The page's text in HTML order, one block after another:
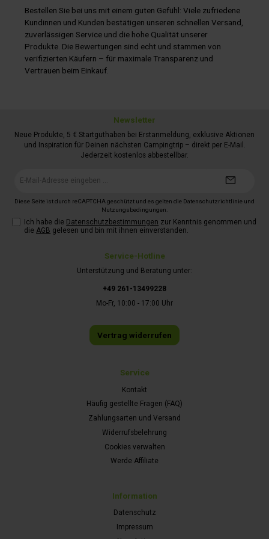
Bestellen Sie bei uns mit einem guten Gefühl: Viele zufriedene
Kundinnen und Kunden bestätigen unseren schnellen Versand,
zuverlässigen Service und die hohe Qualität unserer
Produkte. Die Bewertungen sind echt und stammen von
verifizierten Käufern – für maximale Transparenz und
Vertrauen beim Einkauf.
Service-Hotline
Unterstützung und Beratung unter:
+49 261-13499228
Mo-Fr, 10:00 - 17:00 Uhr
Vertrag widerrufen
Service
Kontakt
Häufig gestellte Fragen (FAQ)
Zahlungsarten und Versand
Widerrufsbelehrung
Cookies verwalten
Werde Affiliate
Information
Datenschutz
Impressum
Newsletter
Neue Produkte, 5 € Startguthaben bei Erstanmeldung, exklusive Aktionen
und Inspiration für Deinen nächsten Campingtrip – direkt per E-Mail.
Jederzeit kostenlos abbestellbar.
Diese Seite ist durch reCAPTCHA geschützt und es gelten die Datenschutzrichtlinie und
Nutzungsbedingungen
Ich habe die Datenschutzbestimmungen zur Kenntnis genommen und
die AGB gelesen und bin mit ihnen einverstanden.